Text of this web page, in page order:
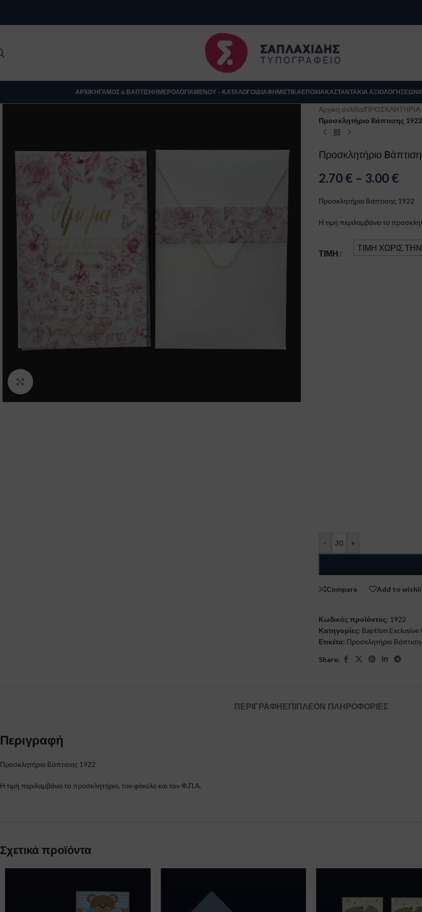
ΑΡΧΙΚΉΓΆΜΟΣ & ΒΆΠΤΙΣΗΗΜΕΡΟΛΌΓΙΑΜΕΝΟΎ – ΚΑΤΆΛΟΓΟΙΔΙΑΦΗΜΙΣΤΙΚΑΕΠΟΧΙΑΚΆΣΤΑΝΤΆΚΙΑ ΑΞΙΟΛΟΓΉΣΕΩΝ
Αρχική σελίδα/ΠΡΟΣΚΛΗΤΗΡΙΑ
Προσκλητήριο Bάπτισης 1922
Προσκλητήριο
2.70 € – 3.00 €
Προσκλητήριο Bάπτισης 1922
Η τιμή περιλαμβάνει το
ΤΙΜΉ
ΤΙΜΗ ΧΩΡΙΣ
- +
Compare Add to
Κωδικός προϊόντος: 1922
Κατηγορίες: Baptism
Ετικέτα: Προσκλητήριο
Share:
ΠΕΡΙΓΡΑΦΉΕΠΙΠΛΈΟΝ ΠΛΗΡΟΦΟΡΊΕΣ
Περιγραφή
Προσκλητήριο Bάπτισης 1922
Η τιμή περιλαμβάνει το προσκλητήριο, τον φάκελο και τον Φ.Π.Α.
Σχετικά προϊόντα